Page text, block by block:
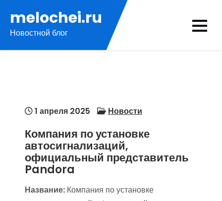
содержимому
melochei.ru
Новостной блог
1 апреля 2025 Новости
Компания по установке
автосигнализаций,
официальный представитель
Pandora
Название: Компания по установке